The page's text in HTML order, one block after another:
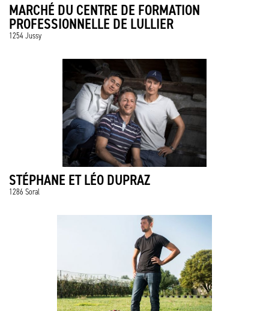
MARCHÉ DU CENTRE DE FORMATION
PROFESSIONNELLE DE LULLIER
1254 Jussy
STÉPHANE ET LÉO DUPRAZ
1286 Soral